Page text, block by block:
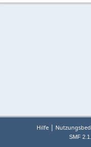
Hilfe |
SMF